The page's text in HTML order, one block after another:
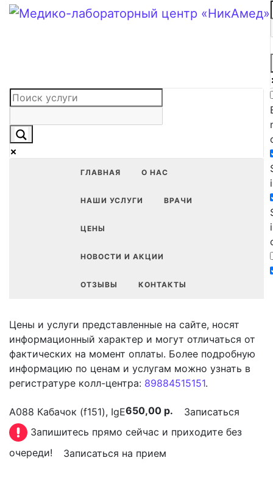
ГЛАВНАЯ О НАС
НАШИ УСЛУГИ ВРАЧИ
ЦЕНЫ
НОВОСТИ И АКЦИИ
ОТЗЫВЫ КОНТАКТЫ
Цены и услуги представленные на сайте, носят
информационный характер и могут отличаться от
фактических на момент оплаты. Более подробную
информацию по ценам и услугам можно узнать в
регистратуре колл-центра: 89884515151.
A088 Кабачок (f151), IgE650,00 р.
Записаться
Запишитесь прямо сейчас и приходите без
очереди!
Записаться на прием